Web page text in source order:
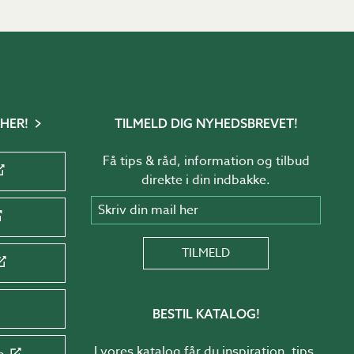
møbler og bløde
parasoller og smarte
som:
TILMELD DIG NYHEDSBREVET!
Få tips & råd, information og tilbud
direkte i din indbakke.
Skriv din mail her
TILMELD
BESTIL KATALOG!